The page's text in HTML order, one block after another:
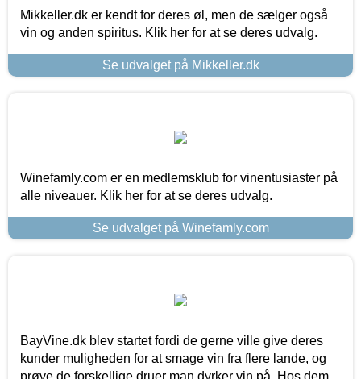
Mikkeller.dk er kendt for deres øl, men de sælger også
vin og anden spiritus. Klik her for at se deres udvalg.
Se udvalget på Mikkeller.dk
Winefamly.com er en medlemsklub for vinentusiaster på
alle niveauer. Klik her for at se deres udvalg.
Se udvalget på Winefamly.com
BayVine.dk blev startet fordi de gerne ville give deres
kunder muligheden for at smage vin fra flere lande, og
prøve de forskellige druer man dyrker vin på. Hos dem